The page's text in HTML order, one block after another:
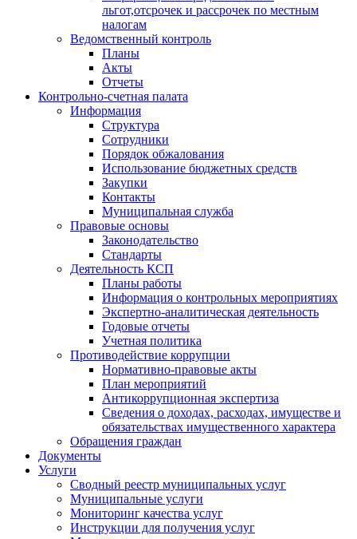
льгот,отсрочек и рассрочек по местным
налогам
Ведомственный контроль
Планы
Акты
Отчеты
Контрольно-счетная палата
Информация
Структура
Сотрудники
Порядок обжалования
Использование бюджетных средств
Закупки
Контакты
Муниципальная служба
Правовые основы
Законодательство
Стандарты
Деятельность КСП
Планы работы
Информация о контрольных мероприятиях
Экспертно-аналитическая деятельность
Годовые отчеты
Учетная политика
Противодействие коррупции
Нормативно-правовые акты
План мероприятий
Антикоррупционная экспертиза
Сведения о доходах, расходах, имуществе и
обязательствах имущественного характера
Обращения граждан
Документы
Услуги
Сводный реестр муниципальных услуг
Муниципальные услуги
Мониторинг качества услуг
Инструкции для получения услуг